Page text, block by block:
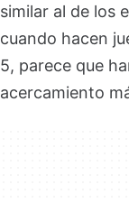
similar al de los
cuando hacen
5, parece que
acercamiento